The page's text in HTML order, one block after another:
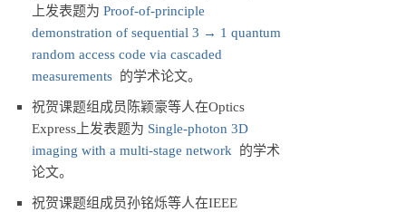
上发表题为 Proof-of-principle
demonstration of sequential 3 → 1 quantum
random access code via cascaded
measurements 的学术论文。
祝贺课题组成员陈颖豪等人在Optics
Express上发表题为 Single-photon 3D
imaging with a multi-stage network 的学术
论文。
祝贺课题组成员孙铭烁等人在IEEE